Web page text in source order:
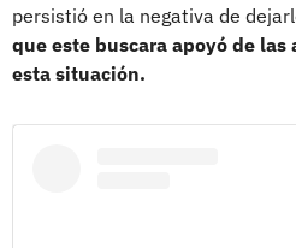
persistió en la negativa de
que este buscara apoyó de
esta situación.